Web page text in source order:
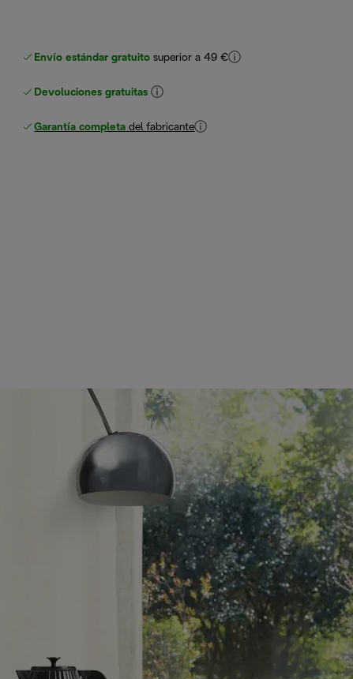
Envío estándar gratuito superior a 49 €
Devoluciones gratuitas
Garantía completa del fabricante